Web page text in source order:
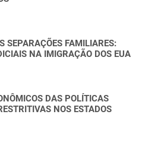
SEPARAÇÕES FAMILIARES:
NA IMIGRAÇÃO DOS EUA
DAS POLÍTICAS
NOS ESTADOS